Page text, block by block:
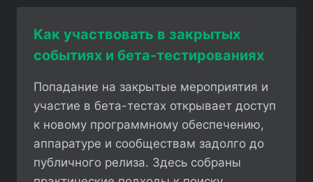
В
ИГРУ
Как участвовать в закрытых
событиях и бета-тестированиях
Попадание на закрытые мероприятия и
участие в бета-тестах открывает доступ
к новому программному обеспечению,
аппаратуре и сообществам задолго до
публичного релиза. Здесь собраны